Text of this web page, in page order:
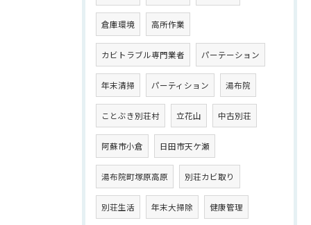
倉庫環境 高所作業
カビトラブル専門業者 パーテーション
年末清掃 パーティション 湯布院
ことぶき別荘村 立花山 中古別荘
阿蘇市小倉 日田市天ケ瀬
湯布院町塚原高原 別荘カビ取り
別荘生活 年末大掃除 健康管理